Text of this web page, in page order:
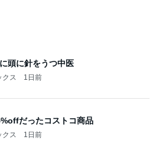
頭に針をうつ中医
ス 1日前
だったコストコ商品
ス 1日前